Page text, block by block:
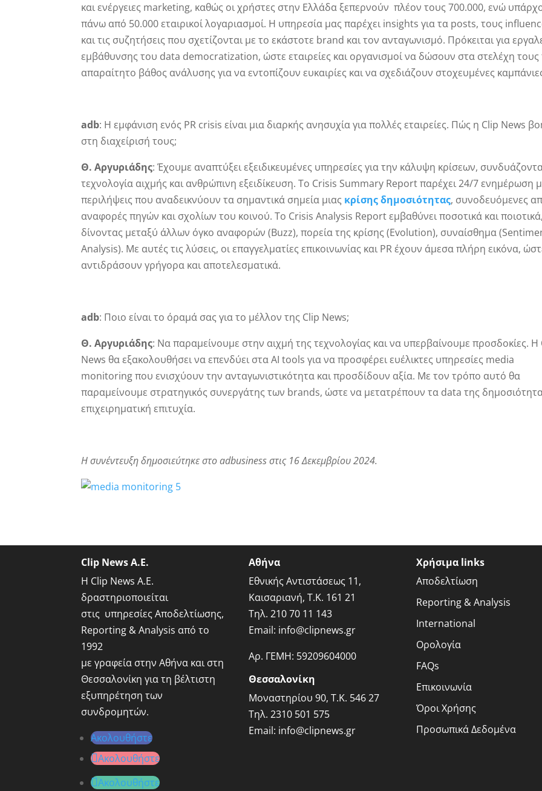
και ενέργειες marketing, καθώς οι χρήστες στην Ελλάδα ξεπερνούν πλέον τους 700.000, ενώ
πάνω από 50.000 εταιρικοί λογαριασμοί. Η υπηρεσία μας παρέχει insights για τα posts, τους
και τις συζητήσεις που σχετίζονται με το εκάστοτε brand και τον ανταγωνισμό. Πρόκειται για
εμβάθυνσης του data democratization, ώστε εταιρείες και οργανισμοί να δώσουν στα στελέχη τους
απαραίτητο βάθος ανάλυσης για να εντοπίζουν ευκαιρίες και να σχεδιάζουν στοχευμένες
adb: Η εμφάνιση ενός PR crisis είναι μια διαρκής ανησυχία για πολλές εταιρείες. Πώς η Clip News
στη διαχείρισή τους;
Θ. Αργυριάδης: Έχουμε αναπτύξει εξειδικευμένες υπηρεσίες για την κάλυψη κρίσεων,
τεχνολογία αιχμής και ανθρώπινη εξειδίκευση. Το Crisis Summary Report παρέχει 24/7 ενημέρωση
περιλήψεις που αναδεικνύουν τα σημαντικά σημεία μιας κρίσης δημοσιότητας, συνοδευόμενες
αναφορές πηγών και σχολίων του κοινού. Το Crisis Analysis Report εμβαθύνει ποσοτικά και ποιοτικά,
δίνοντας μεταξύ άλλων όγκο αναφορών (Buzz), πορεία της κρίσης (Evolution), συναίσθημα
Analysis). Με αυτές τις λύσεις, οι επαγγελματίες επικοινωνίας και PR έχουν άμεσα πλήρη εικόνα,
αντιδράσουν γρήγορα και αποτελεσματικά.
adb: Ποιο είναι το όραμά σας για το μέλλον της Clip News;
Θ. Αργυριάδης: Να παραμείνουμε στην αιχμή της τεχνολογίας και να υπερβαίνουμε προσδοκίες. Η
News θα εξακολουθήσει να επενδύει στα AI tools για να προσφέρει ευέλικτες υπηρεσίες media
monitoring που ενισχύουν την ανταγωνιστικότητα και προσδίδουν αξία. Με τον τρόπο αυτό θα
παραμείνουμε στρατηγικός συνεργάτης των brands, ώστε να μετατρέπουν τα data της
επιχειρηματική επιτυχία.
Η συνέντευξη δημοσιεύτηκε στο adbusiness στις 16 Δεκεμβρίου 2024.
Clip News A.E.
Η Clip News A.E.
δραστηριοποιείται
στις υπηρεσίες Αποδελτίωσης,
Reporting & Analysis από το
1992
με γραφεία στην Αθήνα και στη
Θεσσαλονίκη για τη βέλτιστη
εξυπηρέτηση των
συνδρομητών.
Ακολουθήστε
Ακολουθήστε
Ακολουθήστε
Αθήνα
Εθνικής Αντιστάσεως 11,
Καισαριανή, Τ.Κ. 161 21
Τηλ.210 70 11 143
Email: info@clipnews.gr
Αρ. ΓΕΜΗ: 59209604000
Θεσσαλονίκη
Μοναστηρίου 90, Τ.Κ. 546 27
Τηλ.2310 501 575
Email: info@clipnews.gr
Χρήσιμα links
Αποδελτίωση
Reporting & Analysis
International
Ορολογία
FAQs
Επικοινωνία
Όροι Χρήσης
Προσωπικά Δεδομένα